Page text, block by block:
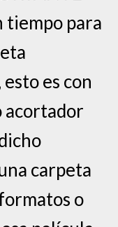
tiempo para
es con
acortador
carpeta
o